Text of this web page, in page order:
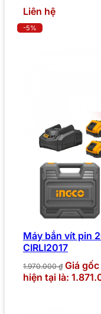
Liên hệ
-5%
Máy bắn vít pin
CIRLI2017
1.970.000₫ Giá
hiện tại là: